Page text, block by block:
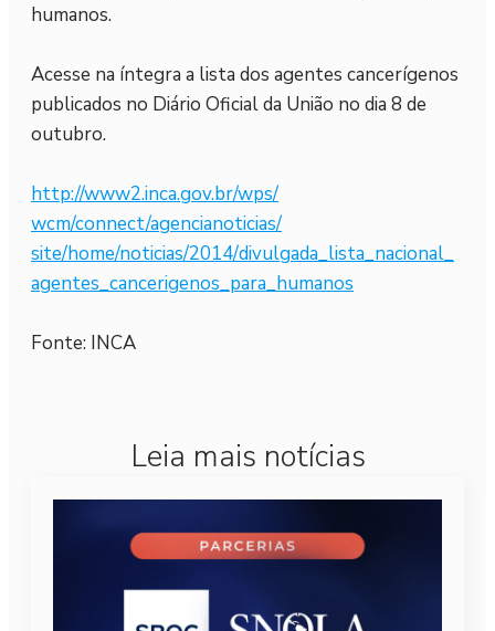
humanos.
Acesse na íntegra a lista dos agentes cancerígenos
publicados no Diário Oficial da União no dia 8 de
outubro.
http://www2.inca.gov.br/wps/
wcm/connect/agencianoticias/
site/home/noticias/2014/divulgada_lista_nacional_
agentes_cancerigenos_para_humanos
Fonte: INCA
Leia mais notícias